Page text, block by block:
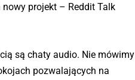
projekt – Reddit Talk
są chaty audio. Nie mówimy
pozwalających na